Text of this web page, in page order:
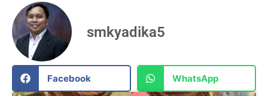
smkyadika5
Facebook WhatsApp